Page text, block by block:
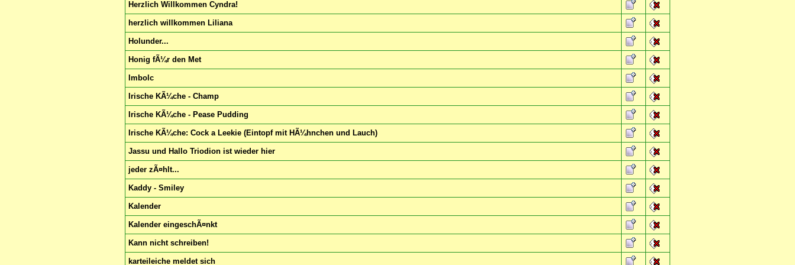
Herzlich Willkommen Cyndra!
herzlich willkommen Liliana
Holunder...
Honig fÃ¼r den Met
Imbolc
Irische KÃ¼che - Champ
Irische KÃ¼che - Pease Pudding
Irische KÃ¼che: Cock a Leekie (Eintopf mit HÃ¼hnchen und Lauch)
Jassu und Hallo Triodion ist wieder hier
jeder zÃ¤hlt...
Kaddy - Smiley
Kalender
Kalender eingeschÃ¤nkt
Kann nicht schreiben!
karteileiche meldet sich